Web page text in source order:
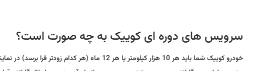
سرویس های دوره ای کوییک به چه صورت است؟
خودرو کوییک شما باید هر 10 هزار کیلومتر یا هر 12